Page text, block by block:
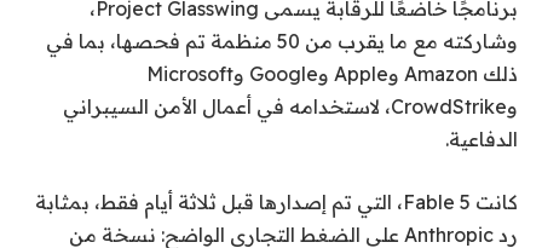
برنامجًا خاضعًا للرقابة يسمى Project Glasswing،
وشاركته مع ما يقرب من 50 منظمة تم فحصها، بما في
ذلك Amazon وApple وGoogle وMicrosoft
وCrowdStrike، لاستخدامه في أعمال الأمن السيبراني
الدفاعية.
كانت Fable 5، التي تم إصدارها قبل ثلاثة أيام فقط، بمثابة
رد Anthropic على الضغط التجاري الواضح: نسخة من